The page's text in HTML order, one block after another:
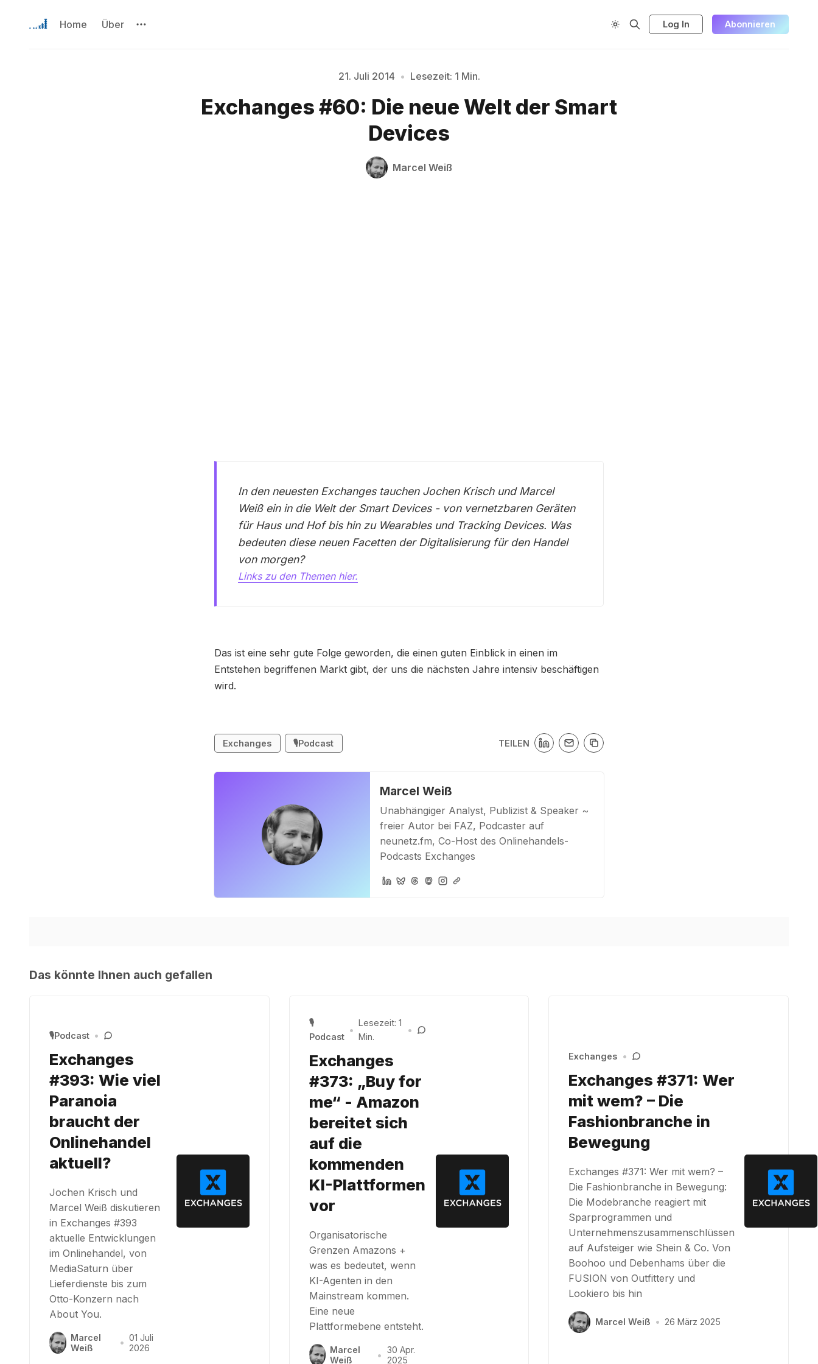
Home Über Log In Abonnieren
21. Juli 2014 • Lesezeit: 1 Min.
Exchanges #60: Die neue Welt der Smart
Devices
Marcel Weiß
In den neuesten Exchanges tauchen Jochen Krisch und Marcel
Weiß ein in die Welt der Smart Devices - von vernetzbaren Geräten
für Haus und Hof bis hin zu Wearables und Tracking Devices. Was
bedeuten diese neuen Facetten der Digitalisierung für den Handel
von morgen?
Links zu den Themen hier.
Das ist eine sehr gute Folge geworden, die einen guten Einblick in einen im
Entstehen begriffenen Markt gibt, der uns die nächsten Jahre intensiv beschäftigen
wird.
Exchanges 🎙️Podcast TEILEN
Marcel Weiß
Unabhängiger Analyst, Publizist & Speaker ~
freier Autor bei FAZ, Podcaster auf
neunetz.fm, Co-Host des Onlinehandels-
Podcasts Exchanges
Das könnte Ihnen auch gefallen
🎙️Podcast •
Exchanges
#393: Wie viel
Paranoia
braucht der
Onlinehandel
aktuell?
Jochen Krisch und
Marcel Weiß diskutieren
in Exchanges #393
aktuelle Entwicklungen
im Onlinehandel, von
MediaSaturn über
Lieferdienste bis zum
Otto-Konzern nach
About You.
Marcel
Weiß
• 01 Juli
2026
🎙️
Podcast
•
Lesezeit: 1
Min.
•
Exchanges
#373: „Buy for
me“ - Amazon
bereitet sich
auf die
kommenden
KI-Plattformen
vor
Organisatorische
Grenzen Amazons +
was es bedeutet, wenn
KI-Agenten in den
Mainstream kommen.
Eine neue
Plattformebene entsteht.
Marcel
Weiß
• 30 Apr.
2025
Exchanges •
Exchanges #371: Wer
mit wem? – Die
Fashionbranche in
Bewegung
Exchanges #371: Wer mit wem? –
Die Fashionbranche in Bewegung:
Die Modebranche reagiert mit
Sparprogrammen und
Unternehmenszusammenschlüssen
auf Aufsteiger wie Shein & Co. Von
Boohoo und Debenhams über die
FUSION von Outfittery und
Lookiero bis hin
Marcel Weiß • 26 März 2025